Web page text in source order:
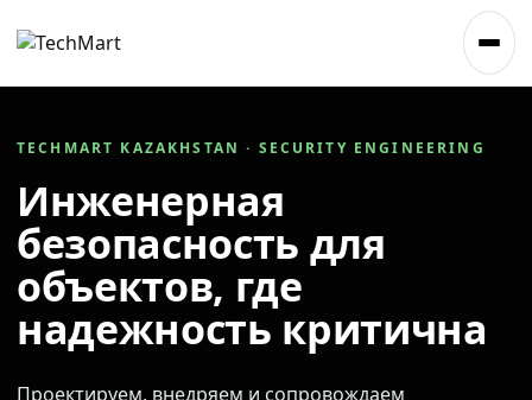
TECHMART KAZAKHSTAN · SECURITY ENGINEERING
Инженерная
безопасность для
объектов, где
надежность критична
Проектируем, внедряем и сопровождаем